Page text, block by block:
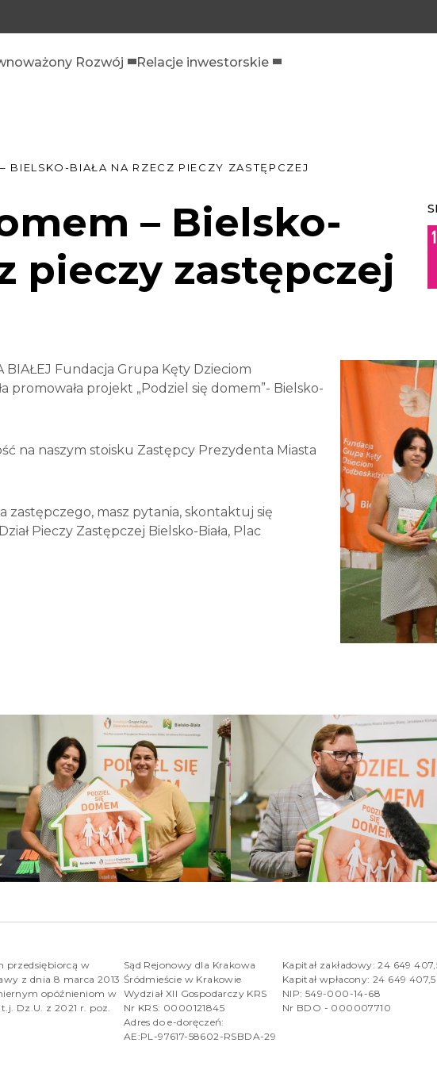
Rozwój Relacje inwestorskie
BIELSKO-BIAŁA NA RZECZ PIECZY ZASTĘPCZEJ
– Bielsko-
pieczy zastępczej
BIAŁEJ Fundacja Grupa Kęty Dzieciom
promowała projekt „Podziel się domem”- Bielsko-
na naszym stoisku Zastępcy Prezydenta Miasta
zastępczego, masz pytania, skontaktuj się
Pieczy Zastępczej Bielsko-Biała, Plac
przedsiębiorcą w
z dnia 8 marca 2013
opóźnieniom w
Dz.U. z 2021 r. poz.
Sąd Rejonowy dla Krakowa
Śródmieście w Krakowie
Wydział XII Gospodarczy KRS
Nr KRS: 0000121845
Adres do e-doręczeń:
AE:PL-97617-58602-RSBDA-29
Kapitał zakładowy: 24 649
Kapitał wpłacony: 24 649
NIP: 549-000-14-68
Nr BDO - 000007710